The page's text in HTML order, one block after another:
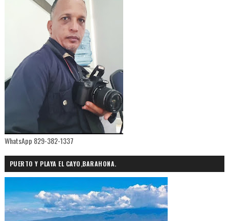
WhatsApp 829-382-1337
PUERTO Y PLAYA EL CAYO,BARAHONA.